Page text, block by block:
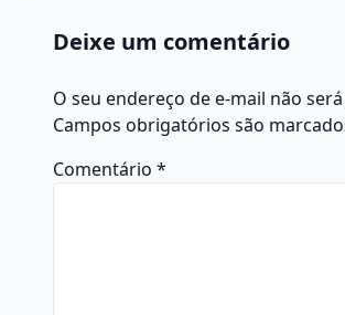
Deixe um comentário
O seu endereço de e-mail não
Campos obrigatórios são
Comentário *